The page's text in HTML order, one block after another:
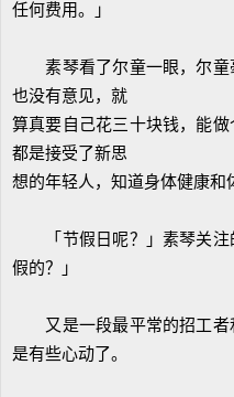
任何费用。」
素琴看了尔童一眼，尔童
也没有意见，就
算真要自己花三十块钱，能
都是接受了新思
想的年轻人，知道身体健康和
「节假日呢？」素琴关注
假的？」
又是一段最平常的招工者
是有些心动了。